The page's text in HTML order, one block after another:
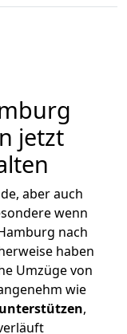
jetzt
aber auch
wenn
nach
haben
Umzüge von
wie
,